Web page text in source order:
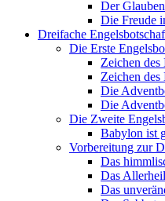
Der
Die Freude
Dreifache
Die Erste
Zeichen des
Zeichen des
Die
Die
Die Zweite
Babylon ist
Vorbereitung zur
Das
Das
Das